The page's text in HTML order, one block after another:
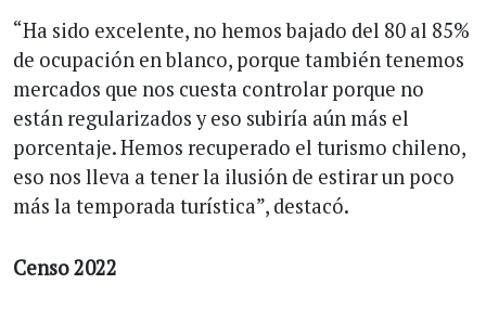
“Ha sido excelente, no hemos bajado del 80 al 85%
de ocupación en blanco, porque también tenemos
mercados que nos cuesta controlar porque no
están regularizados y eso subiría aún más el
porcentaje. Hemos recuperado el turismo chileno,
eso nos lleva a tener la ilusión de estirar un poco
más la temporada turística”, destacó.
Censo 2022